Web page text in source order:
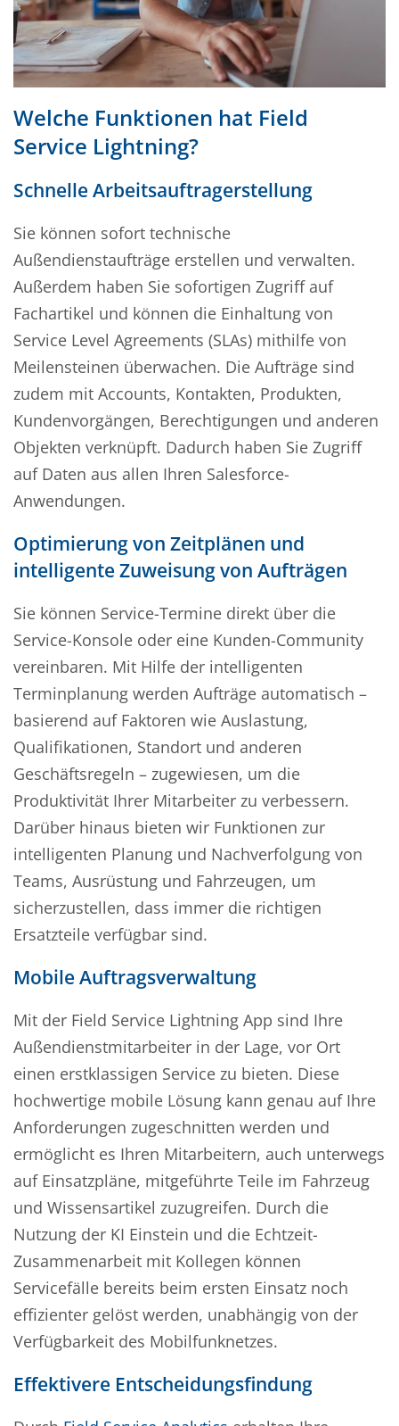
Welche Funktionen hat Field
Service Lightning?
Schnelle Arbeitsauftragerstellung
Sie können sofort technische
Außendienstaufträge erstellen und verwalten.
Außerdem haben Sie sofortigen Zugriff auf
Fachartikel und können die Einhaltung von
Service Level Agreements (SLAs) mithilfe von
Meilensteinen überwachen. Die Aufträge sind
zudem mit Accounts, Kontakten, Produkten,
Kundenvorgängen, Berechtigungen und anderen
Objekten verknüpft. Dadurch haben Sie Zugriff
auf Daten aus allen Ihren Salesforce-
Anwendungen.
Optimierung von Zeitplänen und
intelligente Zuweisung von Aufträgen
Sie können Service-Termine direkt über die
Service-Konsole oder eine Kunden-Community
vereinbaren. Mit Hilfe der intelligenten
Terminplanung werden Aufträge automatisch –
basierend auf Faktoren wie Auslastung,
Qualifikationen, Standort und anderen
Geschäftsregeln – zugewiesen, um die
Produktivität Ihrer Mitarbeiter zu verbessern.
Darüber hinaus bieten wir Funktionen zur
intelligenten Planung und Nachverfolgung von
Teams, Ausrüstung und Fahrzeugen, um
sicherzustellen, dass immer die richtigen
Ersatzteile verfügbar sind.
Mobile Auftragsverwaltung
Mit der Field Service Lightning App sind Ihre
Außendienstmitarbeiter in der Lage, vor Ort
einen erstklassigen Service zu bieten. Diese
hochwertige mobile Lösung kann genau auf Ihre
Anforderungen zugeschnitten werden und
ermöglicht es Ihren Mitarbeitern, auch unterwegs
auf Einsatzpläne, mitgeführte Teile im Fahrzeug
und Wissensartikel zuzugreifen. Durch die
Nutzung der KI Einstein und die Echtzeit-
Zusammenarbeit mit Kollegen können
Servicefälle bereits beim ersten Einsatz noch
effizienter gelöst werden, unabhängig von der
Verfügbarkeit des Mobilfunknetzes.
Effektivere Entscheidungsfindung